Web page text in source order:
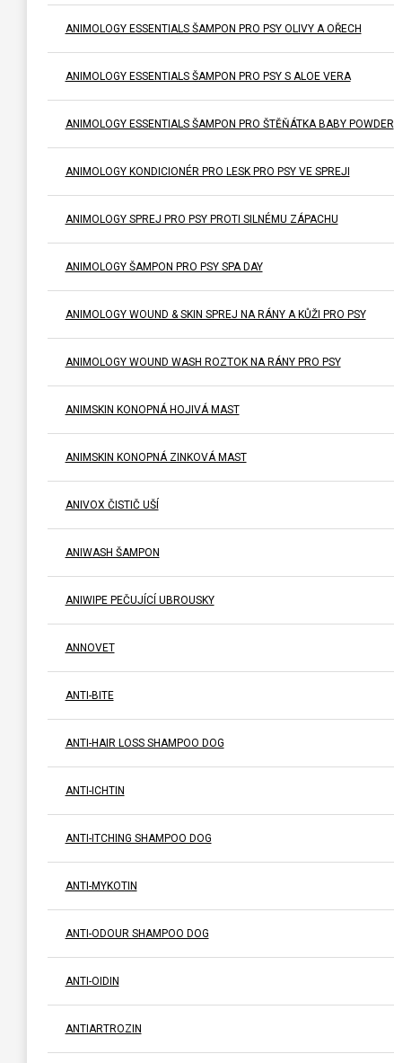
ANIMOLOGY ESSENTIALS ŠAMPON PRO PSY OLIVY A OŘECH
ANIMOLOGY ESSENTIALS ŠAMPON PRO PSY S ALOE VERA
ANIMOLOGY ESSENTIALS ŠAMPON PRO ŠTĚŇÁTKA BABY POWDER
ANIMOLOGY KONDICIONÉR PRO LESK PRO PSY VE SPREJI
ANIMOLOGY SPREJ PRO PSY PROTI SILNÉMU ZÁPACHU
ANIMOLOGY ŠAMPON PRO PSY SPA DAY
ANIMOLOGY WOUND & SKIN SPREJ NA RÁNY A KŮŽI PRO PSY
ANIMOLOGY WOUND WASH ROZTOK NA RÁNY PRO PSY
ANIMSKIN KONOPNÁ HOJIVÁ MAST
ANIMSKIN KONOPNÁ ZINKOVÁ MAST
ANIVOX ČISTIČ UŠÍ
ANIWASH ŠAMPON
ANIWIPE PEČUJÍCÍ UBROUSKY
ANNOVET
ANTI-BITE
ANTI-HAIR LOSS SHAMPOO DOG
ANTI-ICHTIN
ANTI-ITCHING SHAMPOO DOG
ANTI-MYKOTIN
ANTI-ODOUR SHAMPOO DOG
ANTI-OIDIN
ANTIARTROZIN